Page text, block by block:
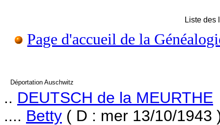
Liste des
Page d'accueil de la
Déportation Auschwitz
.. DEUTSCH de la MEURTHE
.... Betty ( D : mer 13/10/1943